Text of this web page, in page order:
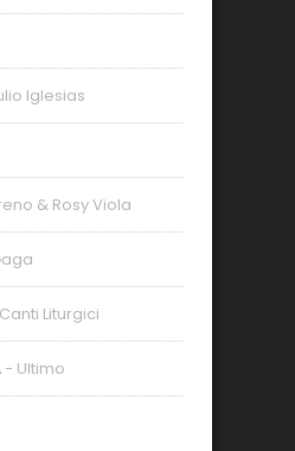
Iglesias
& Rosy Viola
Liturgici
- Ultimo